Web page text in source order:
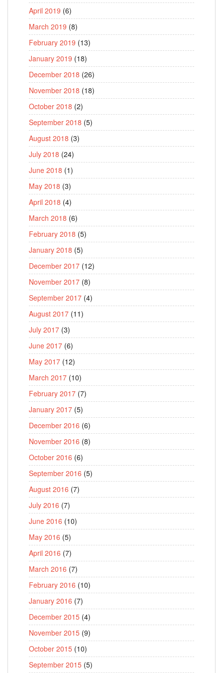
April 2019 (6)
March 2019 (8)
February 2019 (13)
January 2019 (18)
December 2018 (26)
November 2018 (18)
October 2018 (2)
September 2018 (5)
August 2018 (3)
July 2018 (24)
June 2018 (1)
May 2018 (3)
April 2018 (4)
March 2018 (6)
February 2018 (5)
January 2018 (5)
December 2017 (12)
November 2017 (8)
September 2017 (4)
August 2017 (11)
July 2017 (3)
June 2017 (6)
May 2017 (12)
March 2017 (10)
February 2017 (7)
January 2017 (5)
December 2016 (6)
November 2016 (8)
October 2016 (6)
September 2016 (5)
August 2016 (7)
July 2016 (7)
June 2016 (10)
May 2016 (5)
April 2016 (7)
March 2016 (7)
February 2016 (10)
January 2016 (7)
December 2015 (4)
November 2015 (9)
October 2015 (10)
September 2015 (5)